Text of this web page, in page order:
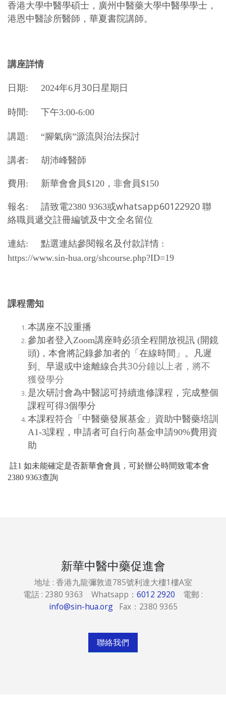
香港大學中醫學碩士，廣州中醫藥大學中醫學學士，
港恩中醫診所醫師，華夏書院講師。
講座詳情
日期: 2024年6月 30日星期日
時間: 下午3:00-6:00
講題: “腳氣病”源流與治法探討
講者: 胡沛峰醫師
費用: 新華會會員$120，非會員$150
報名: 請致電2380 9363或whatsapp60122920 聯
絡職員遞交註冊編號及中文全名留位
連結: 點選連結參閱報名及付款詳情 :
https://www.sin-hua.org/shcourse.php?ID=19
課程需知
本講座不設重播
參加者登入Zoom講座時必須全程開放視訊 (開鏡
頭)，本會將記錄參加者的「在線時間」。凡遲
到、早退或中途離線合共30分鐘以上者，將不
獲發學分
是次研討會為中醫認可持續進修課程，完成整個
課程可得3個學分
本課程符合「中醫藥發展基金」資助中醫藥培訓
A1-3課程，申請者可自行向基金申請90%費用資
助
註1 如未能確定是否新華會會員，可於辦公時間致電本會
2380 9363查詢
新華中醫中藥促進會
地址 : 香港九龍彌敦道785號利達大樓1樓A室
電話 : 2380 9363 Whatsapp： 6012 2920 電郵 :
info@sin-hua.orgFax：2380 9365
聯絡我們